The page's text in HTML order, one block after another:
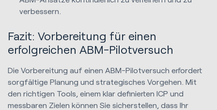
verbessern.
Fazit: Vorbereitung für einen
erfolgreichen ABM-Pilotversuch
Die Vorbereitung auf einen ABM-Pilotversuch erfordert
sorgfältige Planung und strategisches Vorgehen. Mit
den richtigen Tools, einem klar definierten ICP und
messbaren Zielen können Sie sicherstellen, dass Ihr